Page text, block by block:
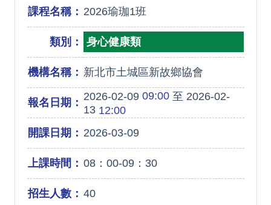
課程名稱： 2026瑜珈1班
類別： 身心健康類
機構名稱： 新北市土城區新故鄉協會
報名日期： 2026-02-0909:00至 2026-02-
1312:00
開課日期： 2026-03-09
上課時間： 08：00-09：30
招生人數： 40